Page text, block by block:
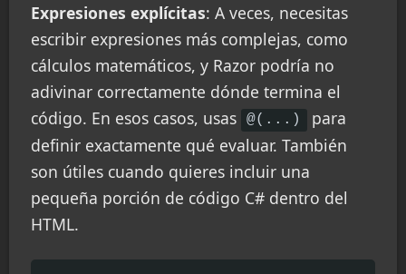
Expresiones explícitas: A veces, necesitas
escribir expresiones más complejas, como
cálculos matemáticos, y Razor podría no
adivinar correctamente dónde termina el
código. En esos casos, usas
@(...)
para
definir exactamente qué evaluar. También
son útiles cuando quieres incluir una
pequeña porción de código C# dentro del
HTML.